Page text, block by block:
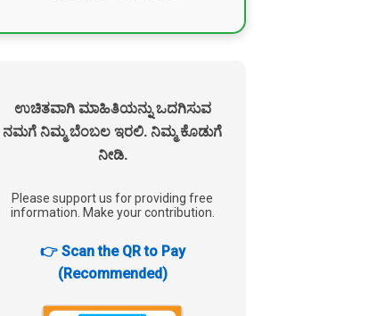
ಉಚಿತವಾಗಿ ಮಾಹಿತಿಯನ್ನು ಒದಗಿಸುವ
ನಮಗೆ ನಿಮ್ಮ ಬೆಂಬಲ ಇರಲಿ. ನಿಮ್ಮ ಕೊಡುಗೆ
ನೀಡಿ.
Please support us for providing free
information. Make your contribution.
👉 Scan the QR to Pay
(Recommended)